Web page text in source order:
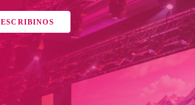
ESCRIBINOS